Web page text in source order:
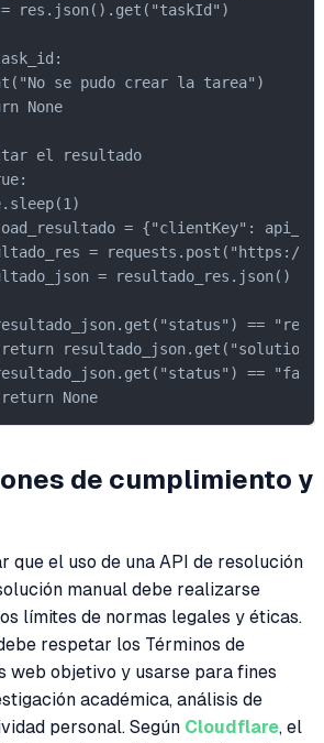
res.json().get("taskId")
se pudo crear la tarea")
None
el resultado
= {"clientKey":
= requests.post("https://
= resultado_res.json()
==
==
None
de cumplimiento y
que el uso de una API de resolución
manual debe realizarse
límites de normas legales y éticas.
respetar los Términos de
web objetivo y usarse para fines
académica, análisis de
personal. Según Cloudflare, el